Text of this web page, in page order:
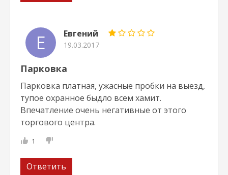
Е Евгений
19.03.2017
Парковка
Парковка платная, ужасные пробки на выезд,
тупое охранное быдло всем хамит.
Впечатление очень негативные от этого
торгового центра.
1
Ответить